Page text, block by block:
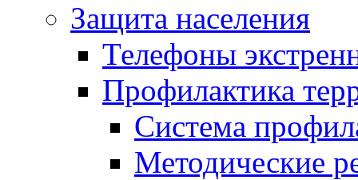
Защита населения
Телефоны
Профилактика
Система
Методические